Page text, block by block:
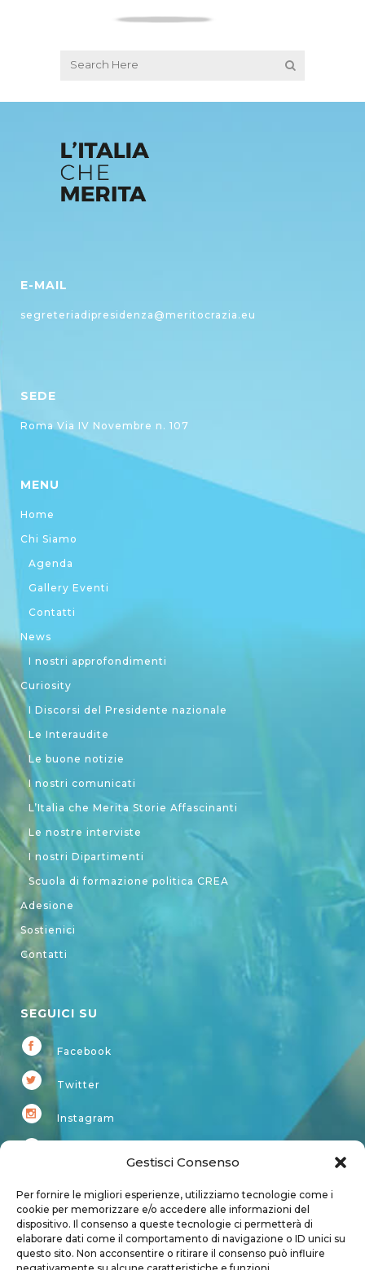
Gestisci Consenso
Per fornire le migliori esperienze, utilizziamo tecnologie come i
cookie per memorizzare e/o accedere alle informazioni del
dispositivo. Il consenso a queste tecnologie ci permetterà di
elaborare dati come il comportamento di navigazione o ID unici su
questo sito. Non acconsentire o ritirare il consenso può influire
E-MAIL
segreteriadipresidenza@meritocrazia.eu
SEDE
Roma Via IV Novembre n. 107
MENU
Home
Chi Siamo
Agenda
Gallery Eventi
Contatti
News
I nostri approfondimenti
Curiosity
I Discorsi del Presidente nazionale
Le Interaudite
Le buone notizie
I nostri comunicati
L’Italia che Merita Storie Affascinanti
Le nostre interviste
I nostri Dipartimenti
Scuola di formazione politica CREA
Adesione
Sostienici
Contatti
SEGUICI SU
Facebook
Twitter
Instagram
Account
Login